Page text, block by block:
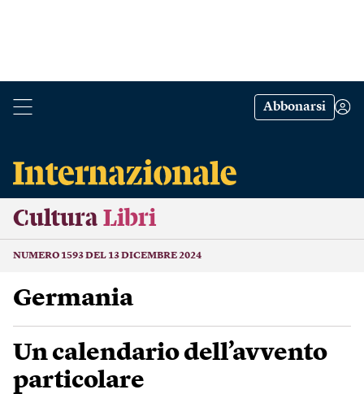
Abbonarsi
Cultura Libri
NUMERO 1593 DEL 13 DICEMBRE 2024
Germania
Un calendario dell’avvento
particolare